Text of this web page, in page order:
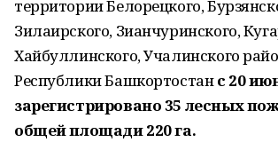
территории Белорецкого,
Зилаирского, Зианчуринского,
Хайбуллинского, Учалинского
Республики Башкортостанс 20
зарегистрировано 35 лесных
общей площади 220 га.